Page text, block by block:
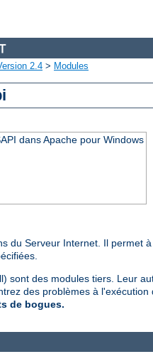
2.4 > Modules
dans Apache pour Windows
du Serveur Internet. Il permet
sont des modules tiers. Leur
des problèmes à l'exécution
de bogues.